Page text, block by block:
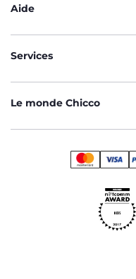
Aide
Services
Le monde Chicco